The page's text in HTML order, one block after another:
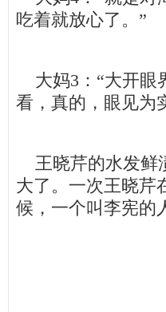
吃着就放心了。”
大妈3：“大开眼
看，真的，眼见为
王晓芹的水发鲜
大了。一次王晓芹
候，一个叫李宪的